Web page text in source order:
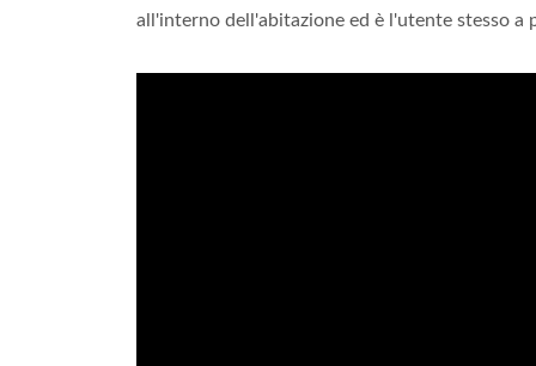
all'interno dell'abitazione ed è l'utente stesso a